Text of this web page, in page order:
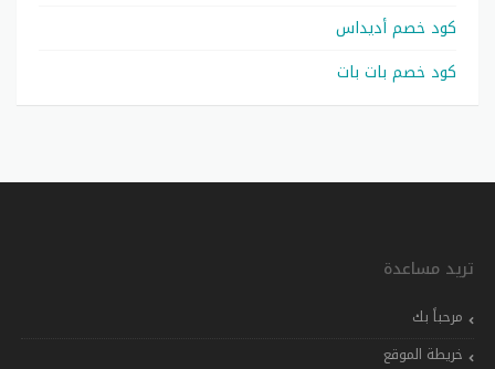
كود خصم أديداس
كود خصم بات بات
تريد مساعدة
مرحباً بك
خريطة الموقع